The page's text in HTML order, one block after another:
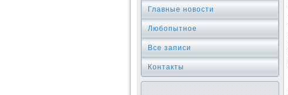
Главные новости
Любопытное
Все записи
Контакты